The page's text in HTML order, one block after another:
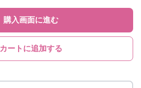
購入画面に進む
カートに追加する